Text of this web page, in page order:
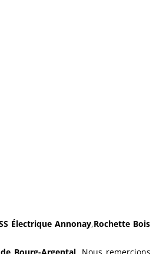
Électrique Annonay,Rochette